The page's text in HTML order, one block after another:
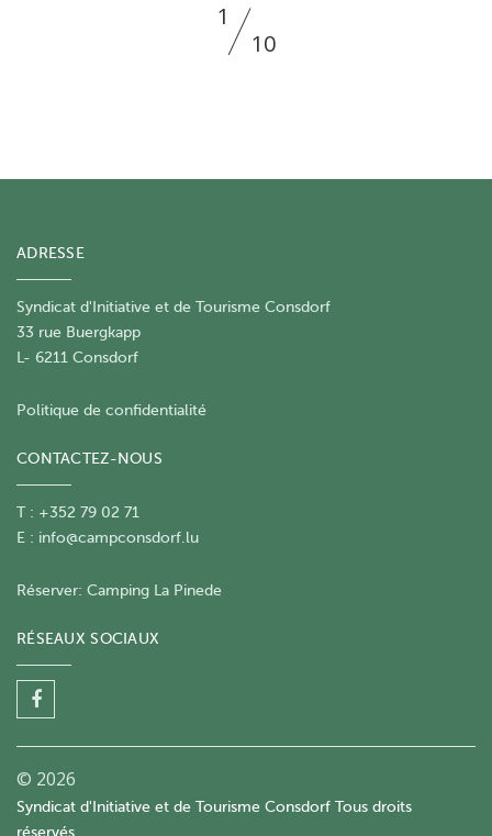
1
10
ADRESSE
Syndicat d'Initiative et de Tourisme Consdorf
33 rue Buergkapp
L- 6211 Consdorf
Politique de confidentialité
CONTACTEZ-NOUS
T : +352 79 02 71
E : info@campconsdorf.lu
Réserver: Camping La Pinede
RÉSEAUX SOCIAUX
© 2026
Syndicat d'Initiative et de Tourisme Consdorf Tous droits
réservés.